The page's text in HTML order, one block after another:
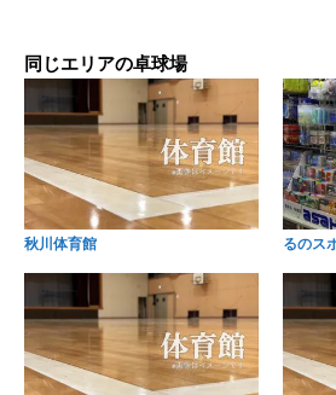
同じエリアの卓球場
秋川体育館 るのス